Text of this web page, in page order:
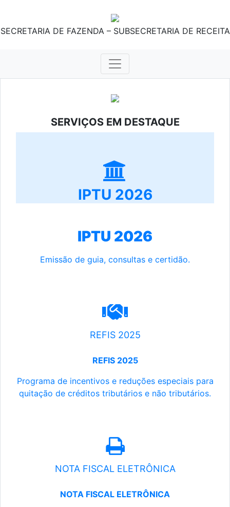
SECRETARIA DE FAZENDA – SUBSECRETARIA DE RECEITA
SERVIÇOS EM DESTAQUE
IPTU 2026
IPTU 2026
Emissão de guia, consultas e certidão.
REFIS 2025
REFIS 2025
Programa de incentivos e reduções especiais para
quitação de créditos tributários e não tributários.
NOTA FISCAL ELETRÔNICA
NOTA FISCAL ELETRÔNICA